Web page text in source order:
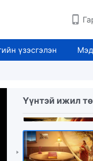
үзэсгэлэн
Үүнтэй ижил
2:53:58
2:54:02